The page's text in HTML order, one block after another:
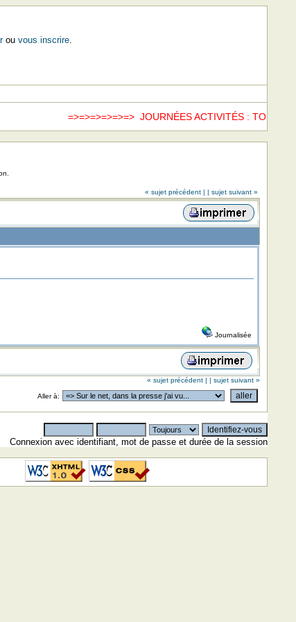
ou vous inscrire.
=>=>=>=>=>=> JOURNÉES ACTIVITÉS : TOUS
« sujet précédent | | sujet suivant »
Journalisée
« sujet précédent | | sujet suivant »
Aller à:
Connexion avec identifiant, mot de passe et durée de la session